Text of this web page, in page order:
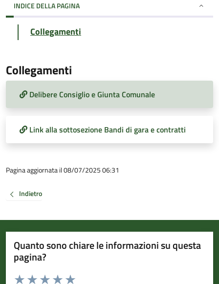
INDICE DELLA PAGINA
Collegamenti
Collegamenti
Delibere Consiglio e Giunta Comunale
Link alla sottosezione Bandi di gara e contratti
Pagina aggiornata il 08/07/2025 06:31
Indietro
Quanto sono chiare le informazioni su questa
pagina?
Valuta da 1 a 5 stelle la pagina